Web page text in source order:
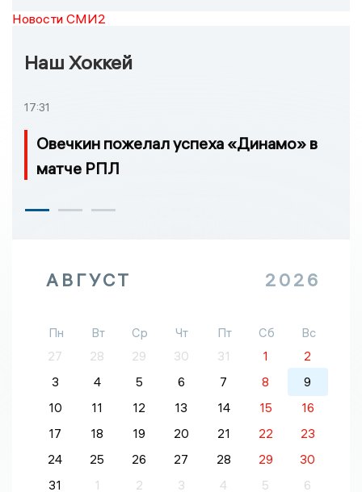
Новости СМИ2
Наш Хоккей
17:31
Овечкин пожелал успеха «Динамо» в
матче РПЛ
АВГУСТ 2026
Пн Вт Ср Чт Пт Сб
Вс
27
28 29 30 31 1
2
3
4 5 6 7 8
9
10
11 12 13 14 15
16
17
18 19 20 21 22
23
24
25 26 27 28 29
30
31
1 2 3 4 5 6